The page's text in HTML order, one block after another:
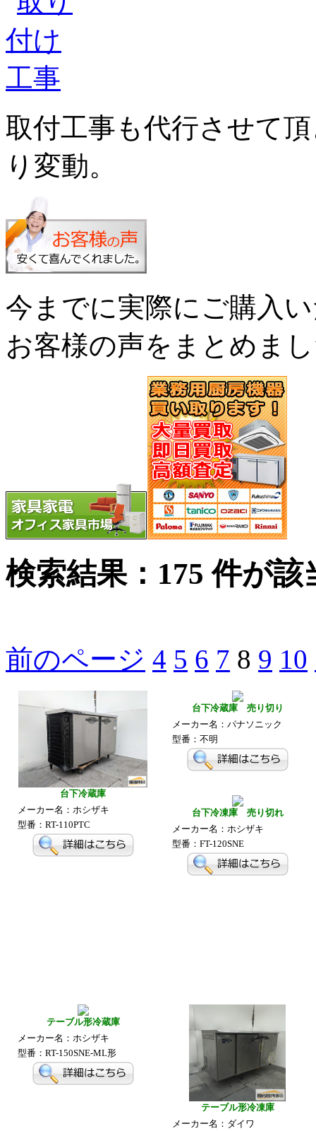
取付工事も代行させて
り変動。
今までに実際にご購入
お客様の声をまとめま
検索結果： 175 件が
前のページ 4 5 6 7 8 9 10
台下冷蔵庫
メーカー名：ホシザキ
型番：RT-110PTC
台下冷蔵庫 売り切り
メーカー名：パナソニック
型番：不明
台下冷凍庫 売り切れ
メーカー名：ホシザキ
型番：FT-120SNE
テーブル形冷蔵庫
メーカー名：ホシザキ
型番：RT-150SNE-ML形
テーブル形冷凍庫
メーカー名：ダイワ